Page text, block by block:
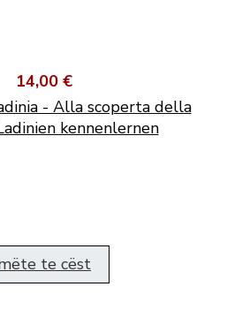
14,00 €
- Alla scoperta della
kennenlernen
te cëst